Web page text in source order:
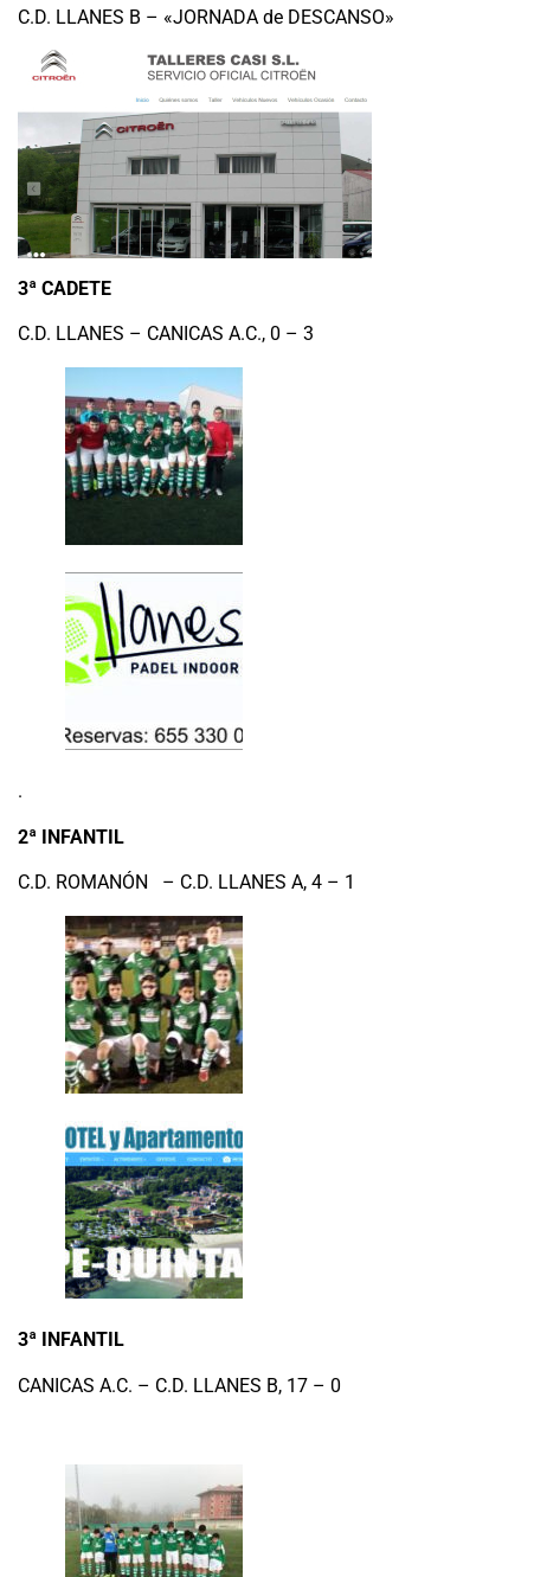
C.D. LLANES B – «JORNADA de DESCANSO»
3ª CADETE
C.D. LLANES – CANICAS A.C., 0 – 3
.
2ª INFANTIL
C.D. ROMANÓN – C.D. LLANES A, 4 – 1
3ª INFANTIL
CANICAS A.C. – C.D. LLANES B, 17 – 0